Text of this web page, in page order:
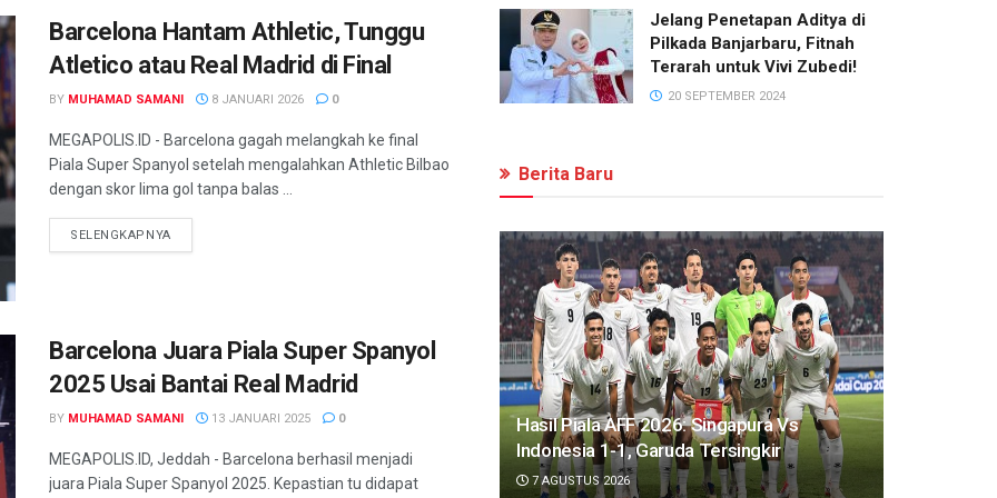
Barcelona Hantam Athletic, Tunggu
Atletico atau Real Madrid di Final
BY MUHAMAD SAMANI 8 JANUARI 2026 0
MEGAPOLIS.ID - Barcelona gagah melangkah ke final
Piala Super Spanyol setelah mengalahkan Athletic Bilbao
dengan skor lima gol tanpa balas ...
SELENGKAPNYA
Barcelona Juara Piala Super Spanyol
2025 Usai Bantai Real Madrid
BY MUHAMAD SAMANI 13 JANUARI 2025 0
MEGAPOLIS.ID, Jeddah - Barcelona berhasil menjadi
juara Piala Super Spanyol 2025. Kepastian tu didapat
Jelang Penetapan Aditya di
Pilkada Banjarbaru, Fitnah
Terarah untuk Vivi Zubedi!
20 SEPTEMBER 2024
Berita Baru
Hasil Piala AFF 2026: Singapura Vs
Indonesia 1-1, Garuda Tersingkir
7 AGUSTUS 2026